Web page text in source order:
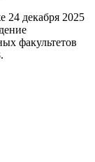
24 декабря 2025
факультетов